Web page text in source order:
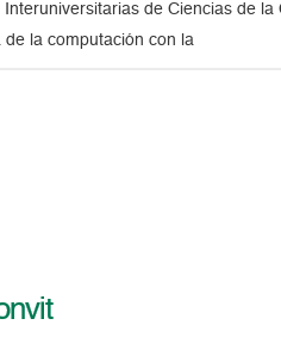
de Ciencias de
la computación con la